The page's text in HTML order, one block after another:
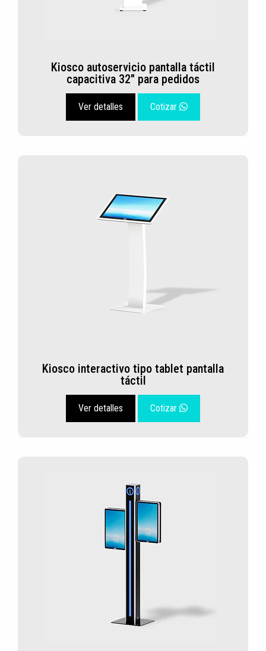
Kiosco autoservicio pantalla táctil
capacitiva 32" para pedidos
Ver detalles Cotizar
Kiosco interactivo tipo tablet pantalla
táctil
Ver detalles Cotizar